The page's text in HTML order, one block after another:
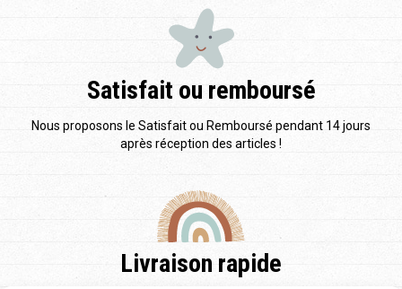
Satisfait ou remboursé
Nous proposons le Satisfait ou Remboursé pendant 14 jours
après réception des articles !
Livraison rapide